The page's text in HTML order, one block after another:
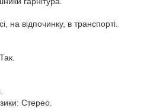
на відпочинку, в транспорті.
Стерео.